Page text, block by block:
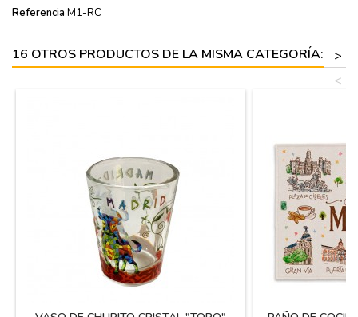
Referencia M1-RC
16 OTROS PRODUCTOS DE LA MISMA CATEGORÍA:
>
<